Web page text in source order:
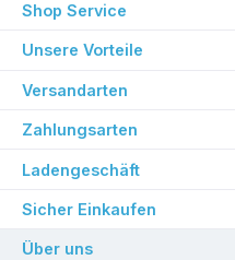
Shop Service
Unsere Vorteile
Versandarten
Zahlungsarten
Ladengeschäft
Sicher Einkaufen
Über uns